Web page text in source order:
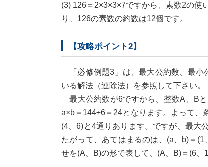
(3) 126＝2×3×3×7ですから、素数2の使
り、126の素数の約数は12個です。
【攻略ポイント2】
「必修例題3」は、最大公約数、最小
いる解法（連除法）を参照して下さい。
最大公約数が6ですから、整数A、B
a×b＝144÷6＝24となります。よって、
(4、6)と4通りあります。ですが、最大
たがって、あてはまるのは、(a、b)＝
せを(A、B)の形で表して、(A、B)＝(6、